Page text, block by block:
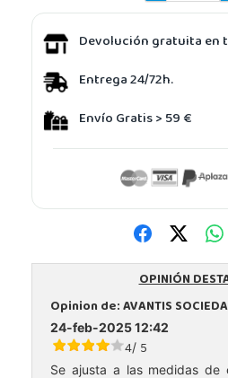
Devolución gratuita en
Entrega 24/72h.
Envío Gratis > 59 €
OPINIÓN
Opinion de:AVANTIS
24-feb-2025 12:42
4/ 5
Se ajusta a las medidas de